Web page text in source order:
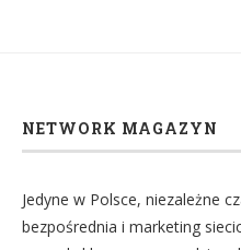
NETWORK MAGAZYN
Jedyne w Polsce, niezależne
bezpośrednia i marketing